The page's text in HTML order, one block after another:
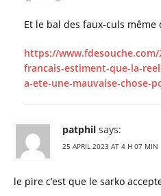
Et le bal des faux-culs même
https://www.fdesouche.com/
francais-estiment-que-la-
a-ete-une-mauvaise-chose-
patphil says:
25 APRIL 2023 AT 4 H 07 MIN
le pire c’est que le sarko